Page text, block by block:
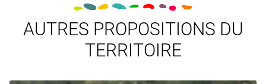
AUTRES PROPOSITIONS DU
TERRITOIRE